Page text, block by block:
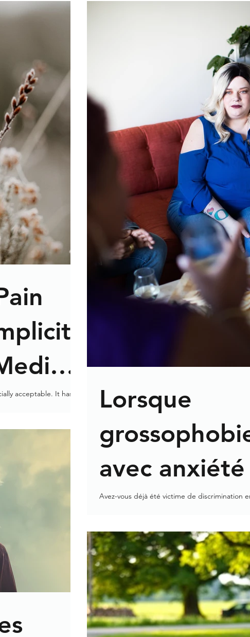
acceptable. It has
Lorsque
avec anxiété
Avez-vous déjà été victime de discrimination